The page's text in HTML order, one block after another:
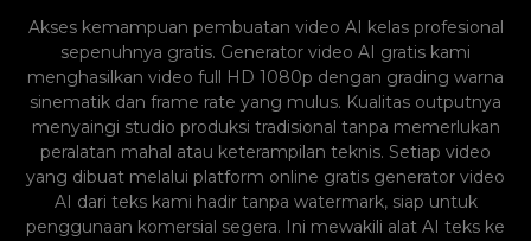
Akses kemampuan pembuatan video AI kelas profesional
sepenuhnya gratis. Generator video AI gratis kami
menghasilkan video full HD 1080p dengan grading warna
sinematik dan frame rate yang mulus. Kualitas outputnya
menyaingi studio produksi tradisional tanpa memerlukan
peralatan mahal atau keterampilan teknis. Setiap video
yang dibuat melalui platform online gratis generator video
AI dari teks kami hadir tanpa watermark, siap untuk
penggunaan komersial segera. Ini mewakili alat AI teks ke